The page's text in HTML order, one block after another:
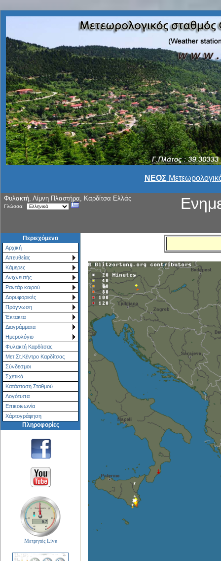
ΝΕΟΣ
Φυλακτή, Λίμνη Πλαστήρα, Καρδίτσα Ελλάς
Γλώσσα:
Περιεχόμενα
Αρχική
Απευθείας
Κάμερες
Ανιχνευτής
Ραντάρ καιρού
Δορυφορικές
Πρόγνωση
Έκτακτα
Διαγράμματα
Ημερολόγιο
Φυλακτή Καρδίτσας
Μετ.Στ.Κέντρο Καρδίτσας
Σύνδεσμοι
Σχετικά
Κατάσταση Σταθμού
Λογότυπα
Επικοινωνία
Χάρτoγράφηση
Πληροφορίες
Μετρητές Live